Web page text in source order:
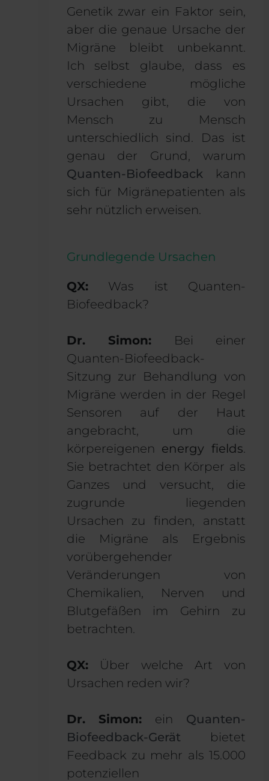
Genetik zwar ein Faktor sein,
aber die genaue Ursache der
Migräne bleibt unbekannt.
Ich selbst glaube, dass es
verschiedene mögliche
Ursachen gibt, die von
Mensch zu Mensch
unterschiedlich sind. Das ist
genau der Grund, warum
Quanten-Biofeedback kann
sich für Migränepatienten als
sehr nützlich erweisen.
Grundlegende Ursachen
QX:Was ist Quanten-
Biofeedback?
Dr. Simon: Bei einer
Quanten-Biofeedback-
Sitzung zur Behandlung von
Migräne werden in der Regel
Sensoren auf der Haut
angebracht, um die
körpereigenen energy fields
Sie betrachtet den Körper als
Ganzes und versucht, die
zugrunde liegenden
Ursachen zu finden, anstatt
die Migräne als Ergebnis
vorübergehender
Veränderungen von
Chemikalien, Nerven und
Blutgefäßen im Gehirn zu
betrachten.
QX:Über welche Art von
Ursachen reden wir?
Dr. Simon: ein Quanten-
Biofeedback-Gerät bietet
Feedback zu mehr als 15.000
potenziellen